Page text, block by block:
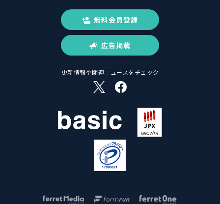
無料会員登録
広告掲載
更新情報や関連ニュースをチェック